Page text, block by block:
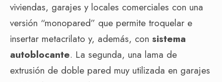
viviendas, garajes y locales comerciales con una
versión “monopared” que permite troquelar e
insertar metacrilato y, además, con sistema
autoblocante. La segunda, una lama de
extrusión de doble pared muy utilizada en garajes